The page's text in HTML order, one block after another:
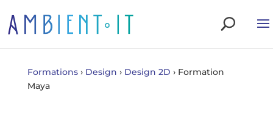
Formations › Design › Design 2D › Formation
Maya